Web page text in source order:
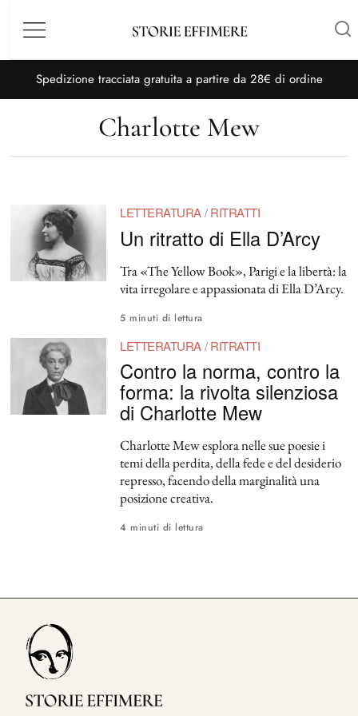
Menù
Spedizione tracciata gratuita a partire da 28€ di ordine
Charlotte Mew
LETTERATURA/ RITRATTI
Un ritratto di Ella D’Arcy
Tra «The Yellow Book», Parigi e la libertà: la
vita irregolare e appassionata di Ella D’Arcy.
5 minuti di lettura
LETTERATURA/ RITRATTI
Contro la norma, contro la
forma: la rivolta silenziosa
di Charlotte Mew
Charlotte Mew esplora nelle sue poesie i
temi della perdita, della fede e del desiderio
represso, facendo della marginalità una
posizione creativa.
4 minuti di lettura